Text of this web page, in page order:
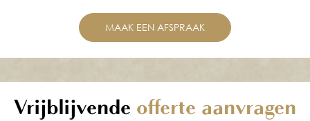
MAAK EEN AFSPRAAK
Vrijblijvende offerte aanvragen